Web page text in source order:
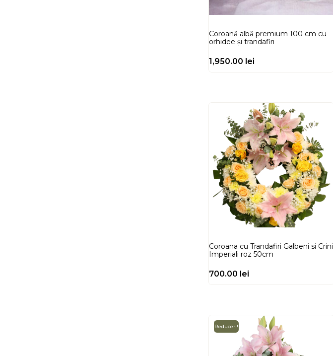
Coroană albă premium 100 cm cu
orhidee și trandafiri
1,950.00 lei
Coroana cu Trandafiri Galbeni si Crini
Imperiali roz 50cm
700.00 lei
Reduceri!